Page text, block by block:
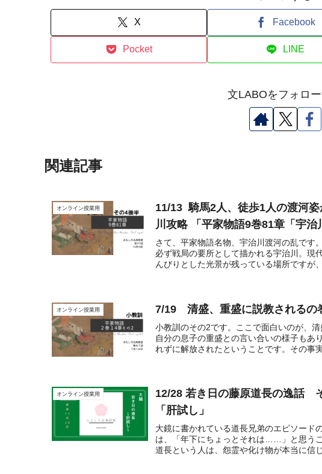
X Facebook
Pocket LINE
文LABOをフォロ
関連記事
オンライン授業用
11/13 騎馬2人、徒歩1人の渡河
川攻略 「平家物語9巻81章「宇
さて、平家物語名物、宇治川渡河の乱です
必ず戦局の要所として描かれる宇治川。現
んびりとした光景が残っている場所ですが
オンライン授業用 7/19 清盛、重盛に説教されるの
小教訓のその2です。ここで面白いのが、
自分の息子の重盛との言い合いの様子もあ
れずに解放されたということです。その事
オンライン授業用
12/28 若き日の藤原道長の逸
「肝試し」
大鏡に書かれている道長兄弟のエピソー
は、「年下にちょっとそれは……」と思う
道長という人は、怨霊や化け物が本当に信